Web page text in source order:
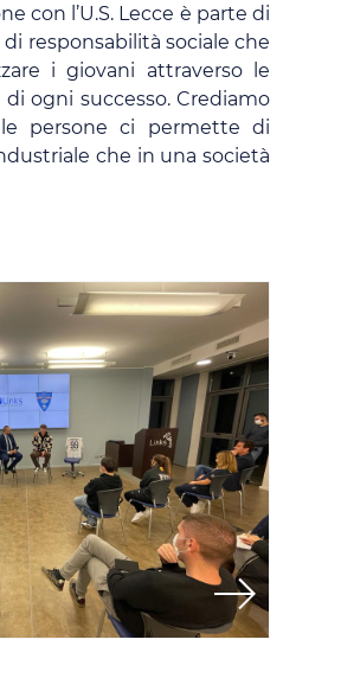
con l’U.S. Lecce è parte di
responsabilità sociale che
i giovani attraverso le
ogni successo. Crediamo
le persone ci permette di
che in una società